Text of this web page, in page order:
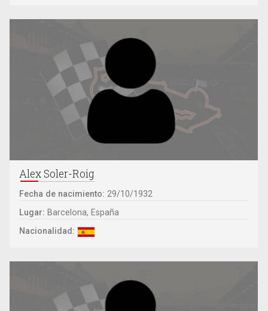
Alex Soler-Roig
Fecha de nacimiento: 29/10/1932
Lugar: Barcelona, España
Nacionalidad: